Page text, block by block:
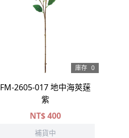
庫存 0
FM-2605-017 地中海莢蒾
紫
NT$400
補貨中